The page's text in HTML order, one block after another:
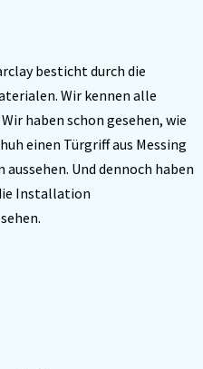
besticht durch die
Wir kennen alle
haben schon gesehen, wie
einen Türgriff aus Messing
Und dennoch haben
Installation